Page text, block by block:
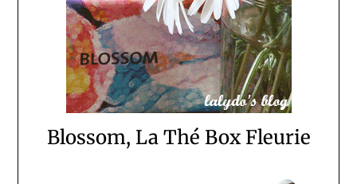
Blossom, La Thé Box Fleurie